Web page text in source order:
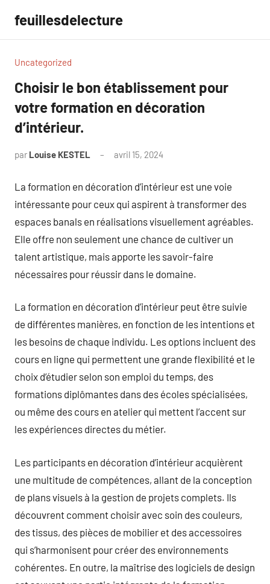
contenu
feuillesdelecture
Uncategorized
Choisir le bon établissement pour
votre formation en décoration
d’intérieur.
par Louise KESTEL avril 15, 2024
La formation en décoration d’intérieur est une voie
intéressante pour ceux qui aspirent à transformer des
espaces banals en réalisations visuellement agréables.
Elle offre non seulement une chance de cultiver un
talent artistique, mais apporte les savoir-faire
nécessaires pour réussir dans le domaine.
La formation en décoration d’intérieur peut être suivie
de différentes manières, en fonction de les intentions et
les besoins de chaque individu. Les options incluent des
cours en ligne qui permettent une grande flexibilité et le
choix d’étudier selon son emploi du temps, des
formations diplômantes dans des écoles spécialisées,
ou même des cours en atelier qui mettent l’accent sur
les expériences directes du métier.
Les participants en décoration d’intérieur acquièrent
une multitude de compétences, allant de la conception
de plans visuels à la gestion de projets complets. Ils
découvrent comment choisir avec soin des couleurs,
des tissus, des pièces de mobilier et des accessoires
qui s’harmonisent pour créer des environnements
cohérentes. En outre, la maîtrise des logiciels de design